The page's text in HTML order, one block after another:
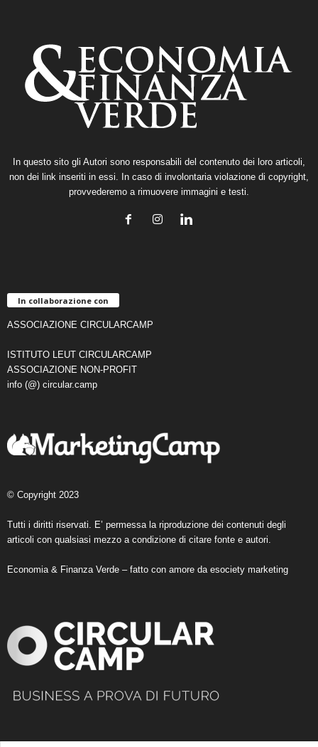
In questo sito gli Autori sono responsabili del contenuto dei loro articoli,
non dei link inseriti in essi. In caso di involontaria violazione di copyright,
provvederemo a rimuovere immagini e testi.
In collaborazione con
ASSOCIAZIONE CIRCULARCAMP
ISTITUTO LEUT CIRCULARCAMP
ASSOCIAZIONE NON-PROFIT
info (@) circular.camp
© Copyright 2023
Tutti i diritti riservati. E’ permessa la riproduzione dei contenuti degli
articoli con qualsiasi mezzo a condizione di citare fonte e autori.
Economia & Finanza Verde – fatto con amore da esociety marketing